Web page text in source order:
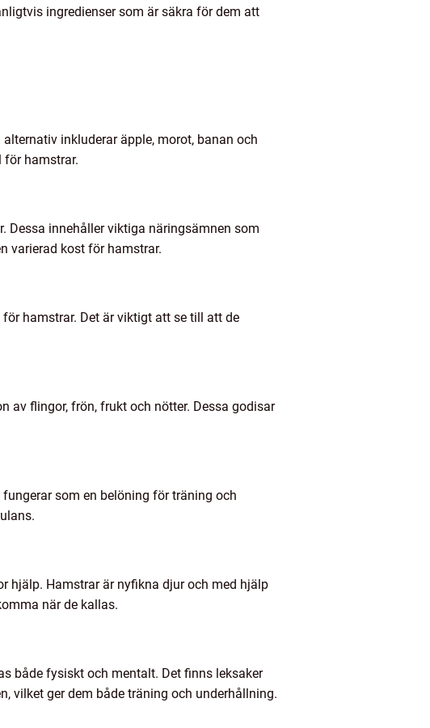
ingredienser som är säkra för dem att
inkluderar äpple, morot, banan och
för hamstrar.
Dessa innehåller viktiga näringsämnen som
varierad kost för hamstrar.
hamstrar. Det är viktigt att se till att de
av flingor, frön, frukt och nötter. Dessa godisar
som en belöning för träning och
hjälp. Hamstrar är nyfikna djur och med hjälp
när de kallas.
både fysiskt och mentalt. Det finns leksaker
vilket ger dem både träning och underhållning.